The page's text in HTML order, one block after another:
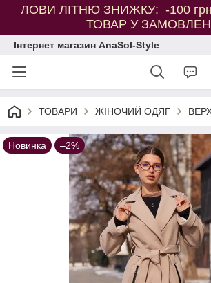
ЛОВИ ЛІТНЮ ЗНИЖКУ: -100
ТОВАР У
Інтернет магазин AnaSol-Style
ТОВАРИ ЖІНОЧИЙ ОДЯГ
Новинка –2%